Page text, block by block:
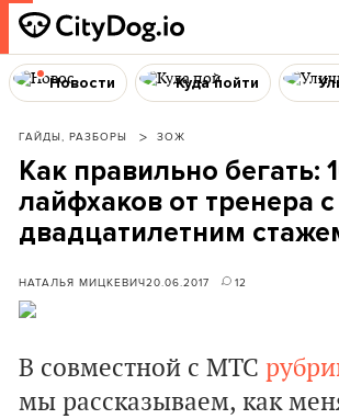
Новости Куда пойти
ГАЙДЫ, РАЗБОРЫ ЗОЖ
Как правильно бегать:
лайфхаков от тренера с
двадцатилетним
НАТАЛЬЯ МИЦКЕВИЧ20.06.2017 12
В совместной с МТС
мы рассказываем, как